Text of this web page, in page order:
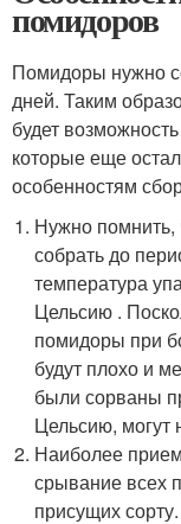
помидоров
Помидоры нужно
дней. Таким
будет
которые еще
особенностям
Нужно
собрать до
температура
Цельсию .
помидоры при
будут плохо и
были сорваны
Цельсию, могут
Наиболее
срывание всех
присущих